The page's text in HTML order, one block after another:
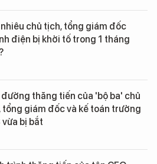
nhiêu chủ tịch, tổng giám đốc
điện bị khởi tố trong 1 tháng
đường thăng tiến của 'bộ ba' chủ
tổng giám đốc và kế toán trưởng
vừa bị bắt